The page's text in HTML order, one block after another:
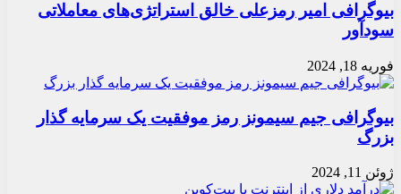
بیوگرافی امیر رمزعلی خالق استراتژی‌های معاملاتی
سودآور
فوریه 18, 2024
بیوگرافی جیم سیمونز رمز موفقیت یک سرمایه گذار
بزرگ
ژوئن 11, 2024